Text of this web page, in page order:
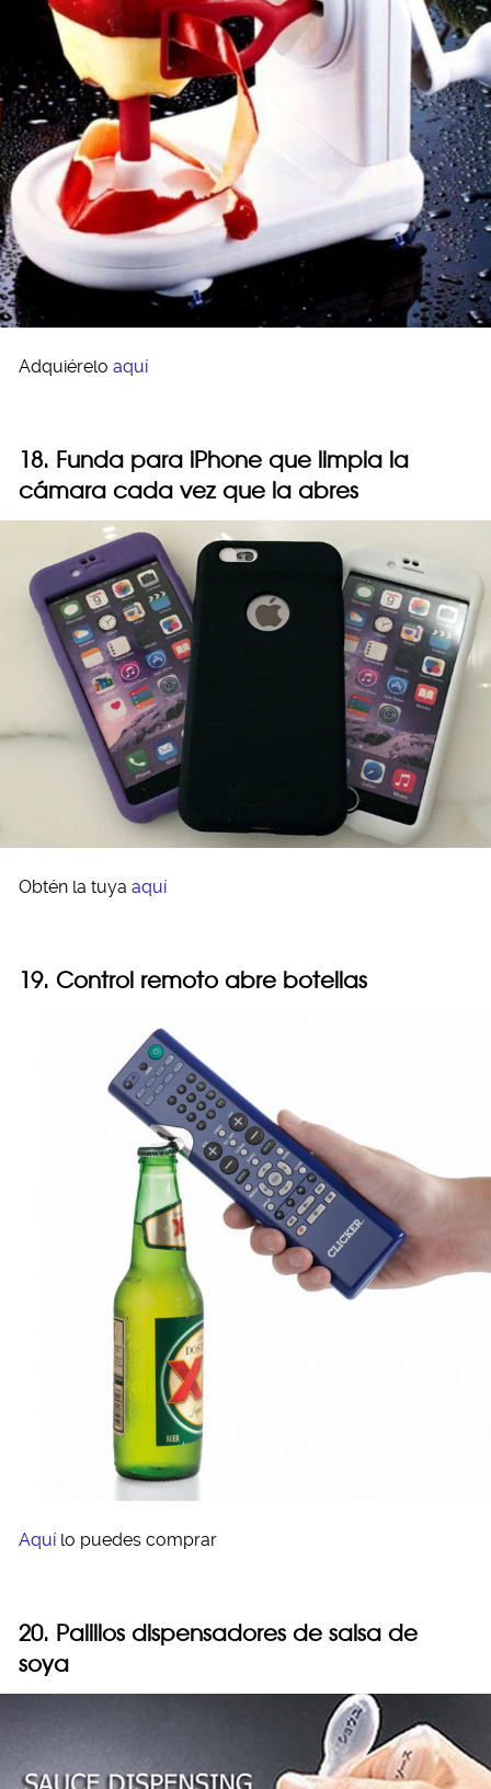
Adquiérelo aquí
18. Funda para iPhone que limpia la
cámara cada vez que la abres
Obtén la tuya aquí
19. Control remoto abre botellas
Aquí lo puedes comprar
20. Palillos dispensadores de salsa de
soya